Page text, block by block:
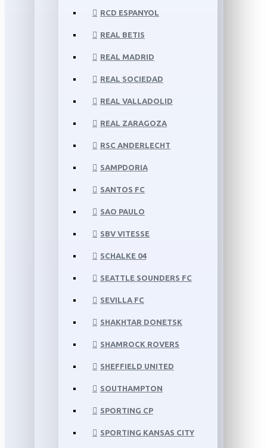
RCD ESPANYOL
REAL BETIS
REAL MADRID
REAL SOCIEDAD
REAL VALLADOLID
REAL ZARAGOZA
RSC ANDERLECHT
SAMPDORIA
SANTOS FC
SAO PAULO
SBV VITESSE
SCHALKE 04
SEATTLE SOUNDERS FC
SEVILLA FC
SHAKHTAR DONETSK
SHAMROCK ROVERS
SHEFFIELD UNITED
SOUTHAMPTON
SPORTING CP
SPORTING KANSAS CITY